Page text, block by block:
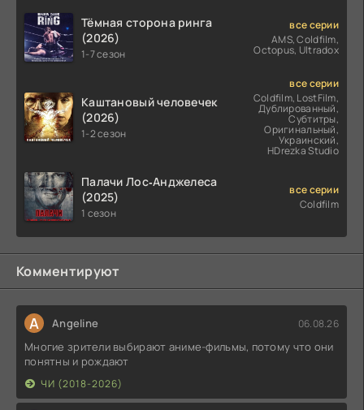
Тёмная сторона ринга
(2026)
1-7 сезон
все серии
AMS, Coldfilm,
Octopus, Ultradox
Каштановый человечек
(2026)
1-2 сезон
все серии
Coldfilm, LostFilm,
Дублированный,
Субтитры,
Оригинальный,
Украинский,
HDrezka Studio
Палачи Лос‑Анджелеса
(2025)
1 сезон
все серии
Coldfilm
Комментируют
A Angeline 06.08.26
Многие зрители выбирают аниме-фильмы, потому что они
понятны и рождают
ЧИ (2018-2026)